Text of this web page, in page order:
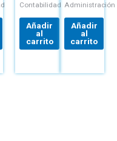
Contabilidad
Añadir
al
carrito
Administración
Añadir
al
carrito